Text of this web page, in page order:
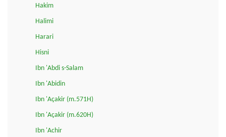
Hakim
Halimi
Harari
Hisni
Ibn 'Abdi s-Salam
Ibn 'Abidin
Ibn 'Açakir (m.571H)
Ibn 'Açakir (m.620H)
Ibn 'Achir